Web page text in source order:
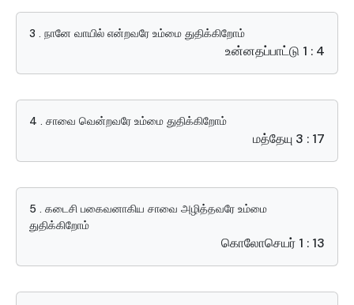
3 . நானே வாயில் என்றவரே உம்மை துதிக்கிறோம்
உன்னதப்பாட்டு 1 : 4
4 . சாவை வென்றவரே உம்மை துதிக்கிறோம்
மத்தேயு 3 : 17
5 . கடைசி பகைவனாகிய சாவை அழித்தவரே உம்மை
துதிக்கிறோம்
கொலோசெயர் 1 : 13